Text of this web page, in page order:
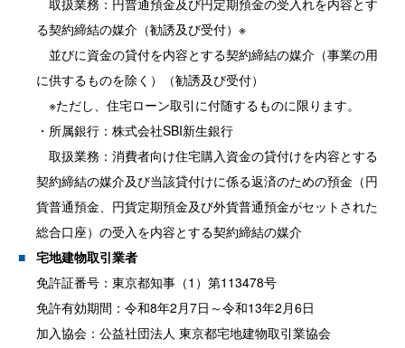
取扱業務：円普通預金及び円定期預金の受入れを内容とす
る契約締結の媒介（勧誘及び受付）※
並びに資金の貸付を内容とする契約締結の媒介（事業の用
に供するものを除く）（勧誘及び受付）
※ただし、住宅ローン取引に付随するものに限ります。
・所属銀行：株式会社SBI新生銀行
取扱業務：消費者向け住宅購入資金の貸付けを内容とする
契約締結の媒介及び当該貸付けに係る返済のための預金（円
貨普通預金、円貨定期預金及び外貨普通預金がセットされた
総合口座）の受入を内容とする契約締結の媒介
宅地建物取引業者
免許証番号：東京都知事（1）第113478号
免許有効期間：令和8年2月7日～令和13年2月6日
加入協会：公益社団法人 東京都宅地建物取引業協会